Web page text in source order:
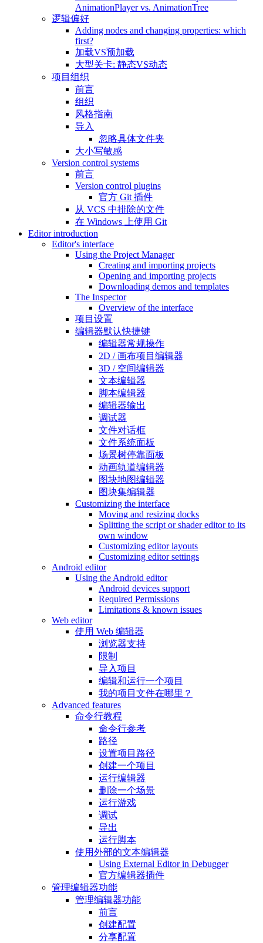
AnimationPlayer vs. AnimationTree
逻辑偏好
Adding nodes and changing properties: which
first?
加载VS预加载
大型关卡: 静态VS动态
项目组织
前言
组织
风格指南
导入
忽略具体文件夹
大小写敏感
Version control systems
前言
Version control plugins
官方 Git 插件
从 VCS 中排除的文件
在 Windows 上使用 Git
Editor introduction
Editor's interface
Using the Project Manager
Creating and importing projects
Opening and importing projects
Downloading demos and templates
The Inspector
Overview of the interface
项目设置
编辑器默认快捷键
编辑器常规操作
2D / 画布项目编辑器
3D / 空间编辑器
文本编辑器
脚本编辑器
编辑器输出
调试器
文件对话框
文件系统面板
场景树停靠面板
动画轨道编辑器
图块地图编辑器
图块集编辑器
Customizing the interface
Moving and resizing docks
Splitting the script or shader editor to its
own window
Customizing editor layouts
Customizing editor settings
Android editor
Using the Android editor
Android devices support
Required Permissions
Limitations & known issues
Web editor
使用 Web 编辑器
浏览器支持
限制
导入项目
编辑和运行一个项目
我的项目文件在哪里？
Advanced features
命令行教程
命令行参考
路径
设置项目路径
创建一个项目
运行编辑器
删除一个场景
运行游戏
调试
导出
运行脚本
使用外部的文本编辑器
Using External Editor in Debugger
官方编辑器插件
管理编辑器功能
管理编辑器功能
前言
创建配置
分享配置